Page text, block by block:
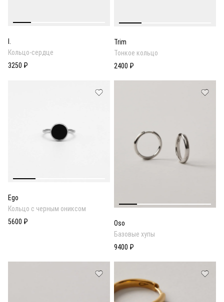
I.
Кольцо-сердце
3250 ₽
Trim
Тонкое кольцо
2400 ₽
Ego
Кольцо с черным ониксом
5600 ₽
Oso
Базовые хупы
9400 ₽